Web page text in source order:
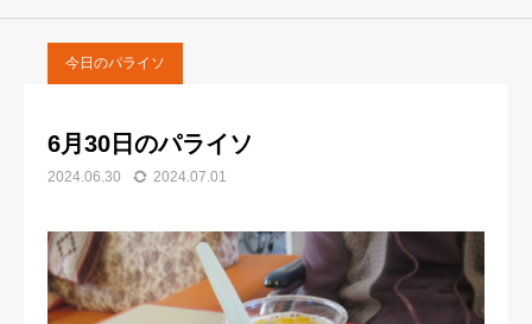
今日のパライソ
6月30日のパライソ
2024.06.30 2024.07.01
アクセス
事業とサービス
お知らせ
パライソブログ